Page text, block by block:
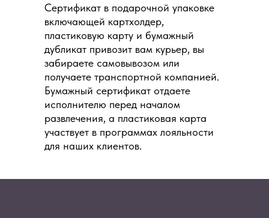
Сертификат в подарочной упаковке
включающей картхолдер,
пластиковую карту и бумажный
дубликат привозит вам курьер, вы
забираете самовывозом или
получаете транспортной компанией.
Бумажный сертификат отдаете
исполнителю перед началом
развлечения, а пластиковая карта
участвует в программах лояльности
для наших клиентов.